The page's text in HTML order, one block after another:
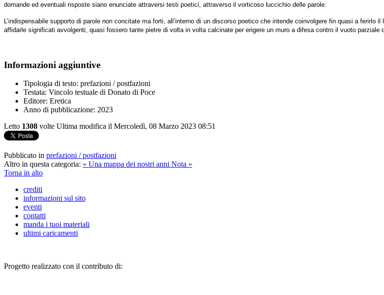
domande ed eventuali risposte siano enunciate attraversi testi poetici, attraverso il vorticoso luccichio delle parole.
L’indispensabile supporto di parole non concitate ma forti, all’interno di un discorso poetico che intende coinvolgere fin quasi a
affidarle significati avvolgenti, quasi fossero tante pietre di volta in volta calcinate per erigere un muro a difesa contro il vuoto parziale
Informazioni aggiuntive
Tipologia di testo: prefazioni / postfazioni
Testata: Vincolo testuale di Donato di Poce
Editore: Eretica
Anno di pubblicazione: 2023
Letto 1308 volte Ultima modifica il Mercoledì, 08 Marzo 2023 08:51
Pubblicato in prefazioni / postfazioni
Altro in questa categoria: « Una mappa dei nostri anni Nota »
Torna in alto
crediti
informazioni sul sito
eventi
contatti
manda i tuoi materiali
ultimi caricamenti
Progetto realizzato con il contributo di: